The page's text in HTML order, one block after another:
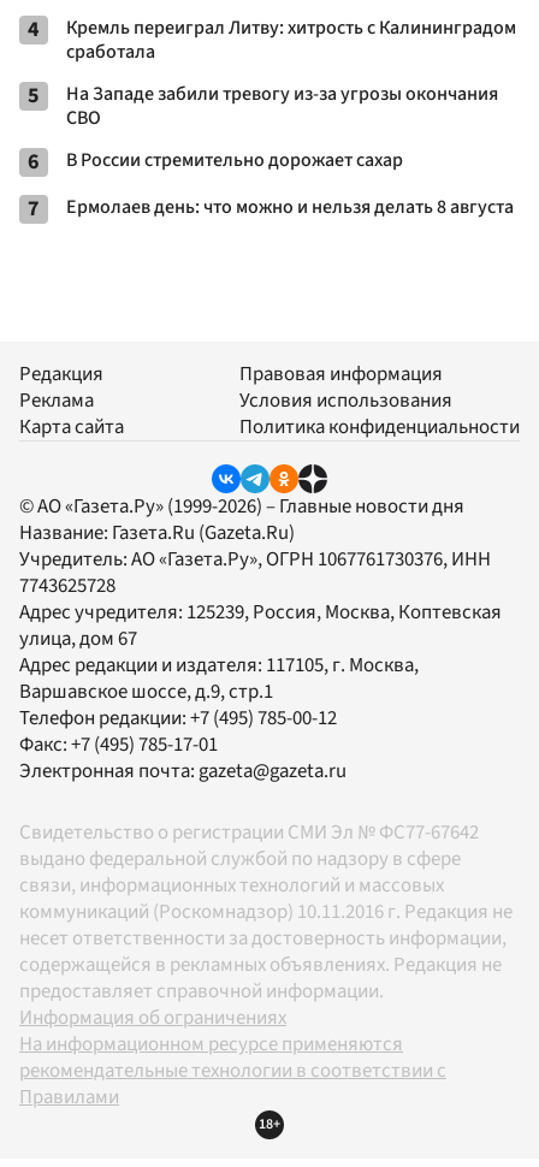
4
Кремль переиграл Литву: хитрость с Калининградом
сработала
5
На Западе забили тревогу из-за угрозы окончания
СВО
6 В России стремительно дорожает сахар
7 Ермолаев день: что можно и нельзя делать 8 августа
Редакция
Реклама
Карта сайта
Правовая информация
Условия использования
Политика конфиденциальности
© АО «Газета.Ру» (1999-2026) – Главные новости дня
Название: Газета.Ru (Gazeta.Ru)
Учредитель:АО «Газета.Ру», ОГРН 1067761730376, ИНН
7743625728
Адрес учредителя: 125239, Россия, Москва, Коптевская
улица, дом 67
Адрес редакции и издателя: 117105, г. Москва,
Варшавское шоссе, д.9, стр.1
Телефон редакции:+7 (495) 785-00-12
Факс:+7 (495) 785-17-01
Электронная почта:gazeta@gazeta.ru
Свидетельство о регистрации СМИ Эл № ФС77-67642
выдано федеральной службой по надзору в сфере
связи, информационных технологий и массовых
коммуникаций (Роскомнадзор) 10.11.2016 г. Редакция не
несет ответственности за достоверность информации,
содержащейся в рекламных объявлениях. Редакция не
предоставляет справочной информации.
Информация об ограничениях
На информационном ресурсе применяются
рекомендательные технологии в соответствии с
Правилами
18+